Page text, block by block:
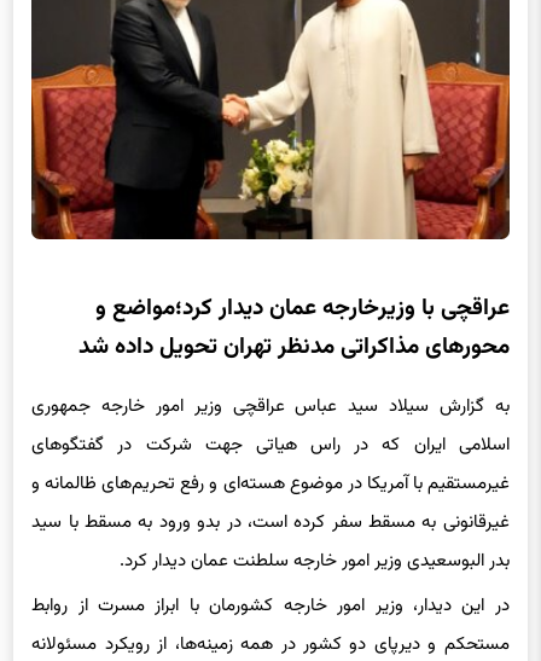
عراقچی با وزیرخارجه عمان دیدار کرد؛مواضع و
محورهای مذاکراتی مدنظر تهران تحویل داده شد
به گزارش سیلاد سید عباس عراقچی وزیر امور خارجه جمهوری
اسلامی ایران که در راس هیاتی جهت شرکت در گفتگوهای
غیرمستقیم با آمریکا در موضوع هسته‌ای و رفع تحریم‌های ظالمانه و
غیرقانونی به مسقط سفر کرده است، در بدو ورود به مسقط با سید
بدر البوسعیدی وزیر امور خارجه سلطنت عمان دیدار کرد.
در این دیدار، وزیر امور خارجه کشورمان با ابراز مسرت از روابط
مستحکم و دیرپای دو کشور در همه زمینه‌ها، از رویکرد مسئولانه